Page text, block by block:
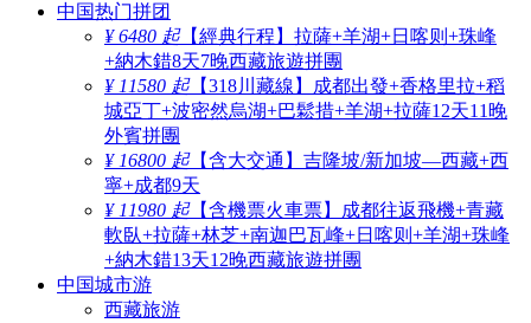
中国热门拼团
¥ 6480 起【經典行程】拉薩+羊湖+日喀则+珠峰
+納木錯8天7晚西藏旅遊拼團
¥ 11580 起【318川藏線】成都出發+香格里拉+稻
城亞丁+波密然烏湖+巴鬆措+羊湖+拉薩12天11晚
外賓拼團
¥ 16800 起【含大交通】吉隆坡/新加坡—西藏+西
寧+成都9天
¥ 11980 起【含機票火車票】成都往返飛機+青藏
軟臥+拉薩+林芝+南迦巴瓦峰+日喀则+羊湖+珠峰
+納木錯13天12晚西藏旅遊拼團
中国城市游
西藏旅游